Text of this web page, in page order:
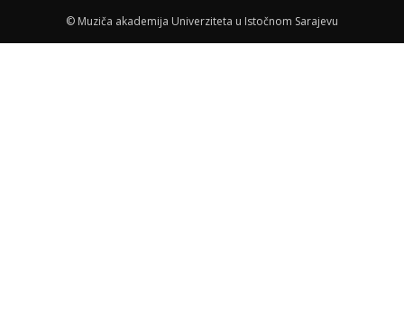
© Muziča akademija Univerziteta u Istočnom Sarajevu